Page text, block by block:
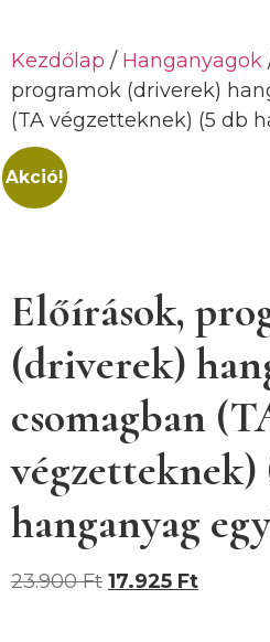
Kezdőlap / Hanganyagok
programok (driverek)
(TA végzetteknek) (5 db
Akció!
Előírások,
(driverek)
csomagban
végzetteknek)
hanganyag
23.900Ft 17.925 Ft